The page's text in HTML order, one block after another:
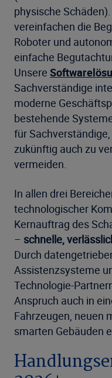
physische
vereinfachen die
Roboter und
einfache
Unsere
Sachverständige
moderne
bestehende
für
zukünftig auch zu
vermeiden.
In allen drei
technologischer
Kernauftrag des
– schnelle,
Durch
Assistenzsysteme
Technologie-
Anspruch auch in
Fahrzeugen, neuen
smarten Gebäuden